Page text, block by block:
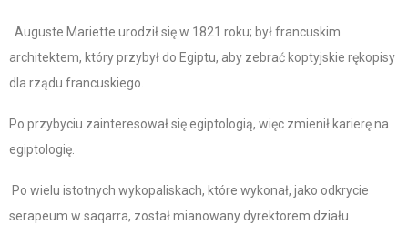
Auguste Mariette urodził się w 1821 roku; był francuskim
architektem, który przybył do Egiptu, aby zebrać koptyjskie rękopisy
dla rządu francuskiego.
Po przybyciu zainteresował się egiptologią, więc zmienił karierę na
egiptologię.
Po wielu istotnych wykopaliskach, które wykonał, jako odkrycie
serapeum w saqarra, został mianowany dyrektorem działu